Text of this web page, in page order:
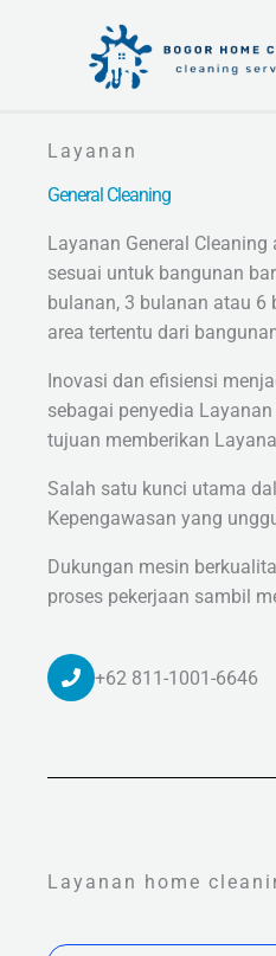
Layanan
General Cleaning
Layanan General
sesuai untuk bangunan
bulanan, 3 bulanan atau 6
area tertentu dari
Inovasi dan efisiensi
sebagai penyedia
tujuan memberikan
Salah satu kunci utama
Kepengawasan yang
Dukungan mesin
proses pekerjaan sambil
+62 811-1001-6646
Layanan home